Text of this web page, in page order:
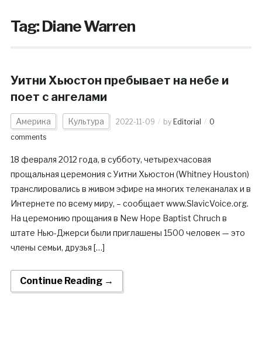
Tag:Diane Warren
Уитни Хьюстон пребывает на небе и
поет с ангелами
Америка Культура 2022-11-09 by Editorial
0
comments
18 февраля 2012 года, в субботу, четырехчасовая
прощальная церемония с Уитни Хьюстон (Whitney Houston)
транслировались в живом эфире на многих телеканалах и в
Интернете по всему миру, – сообщает www.SlavicVoice.org.
На церемонию прощания в New Hope Baptist Chruch в
штате Нью-Джерси были приглашены 1500 человек — это
члены семьи, друзья […]
Continue Reading →